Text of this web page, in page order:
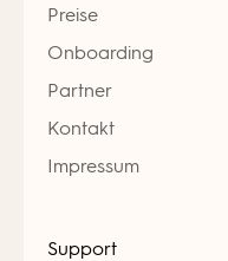
Preise
Onboarding
Partner
Kontakt
Impressum
Support